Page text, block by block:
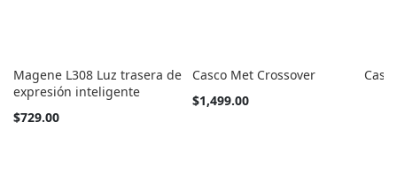
Magene L308 Luz trasera de
expresión inteligente
$729.00
Casco Met Crossover
Tan
$1,499.00